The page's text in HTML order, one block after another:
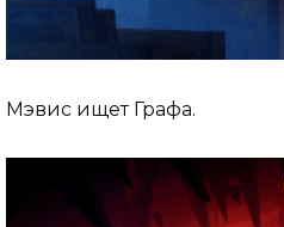
Мэвис ищет Графа.